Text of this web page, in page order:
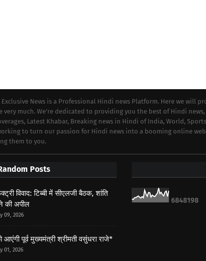
Exclusive News is a Professional Hindi news Platform. Here we will
very much. We're dedicated to providing you the best of Hindi
Latest Khabar, Breaking news in Hindi of India, World,
to turn our passion for Hindi news into a booming online
them to you.
Posts
विवाद: टिब्बी में सीएलजी बैठक, शांति
की अपील
09, 2026
आएंगी पूर्व मुख्यमंत्री श्रीमती वसुंधरा राजे*
01, 2026
6848198